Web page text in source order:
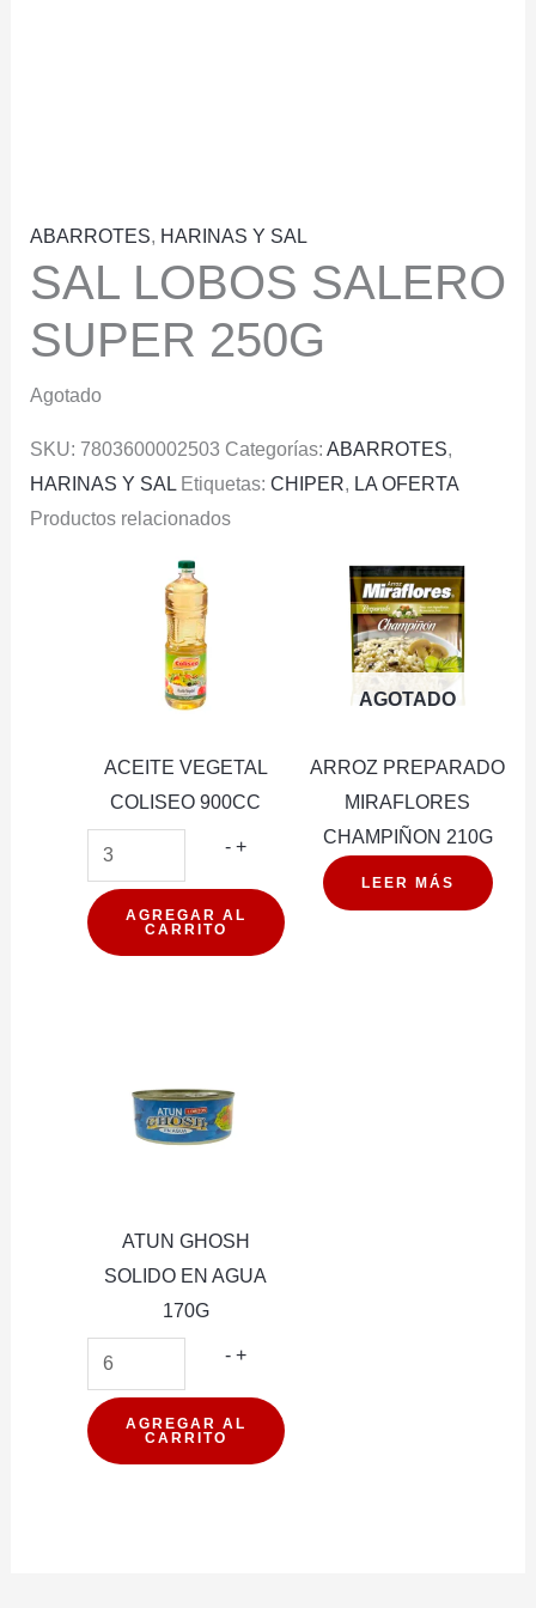
ABARROTES, HARINAS Y SAL
SAL LOBOS SALERO
SUPER 250G
Agotado
SKU: 7803600002503 Categorías: ABARROTES,
HARINAS Y SAL Etiquetas: CHIPER, LA OFERTA
Productos relacionados
ACEITE VEGETAL
COLISEO 900CC
- ACEITE
COLISEO
900CC
+
AGREGAR AL
CARRITO
AGOTADO
ARROZ PREPARADO
MIRAFLORES
CHAMPIÑON 210G
LEER MÁS
ATUN GHOSH
SOLIDO EN AGUA
170G
- ATUN
SOLIDO
EN
+
AGREGAR AL
CARRITO